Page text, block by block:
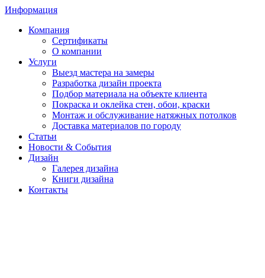
Информация
Компания
Сертификаты
О компании
Услуги
Выезд мастера на замеры
Разработка дизайн проекта
Подбор материала на объекте клиента
Покраска и оклейка стен, обои, краски
Монтаж и обслуживание натяжных потолков
Доставка материалов по городу
Статьи
Новости & События
Дизайн
Галерея дизайна
Книги дизайна
Контакты